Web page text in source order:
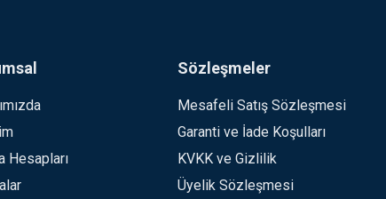
Hesapları
Sözleşmeler
Mesafeli Satış Sözleşmesi
Garanti ve İade Koşulları
KVKK ve Gizlilik
Üyelik Sözleşmesi